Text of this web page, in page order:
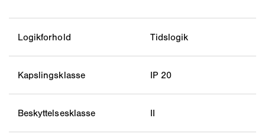
Logikforhold Tidslogik
Kapslingsklasse IP 20
Beskyttelsesklasse II